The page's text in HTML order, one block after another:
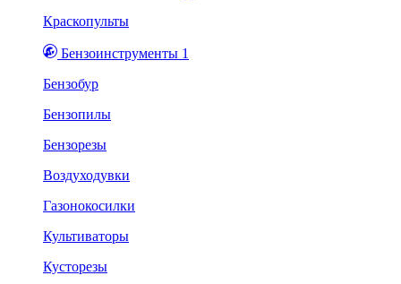
Краскопульты
Бензоинструменты 1
Бензобур
Бензопилы
Бензорезы
Воздуходувки
Газонокосилки
Культиваторы
Кусторезы